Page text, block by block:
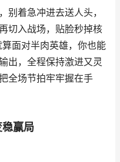
别着急冲进去送人头，
切入战场，贴脸秒掉核
面对半肉英雄，你也能
出，全程保持激进又灵
全场节拍牢牢握在手
赢局